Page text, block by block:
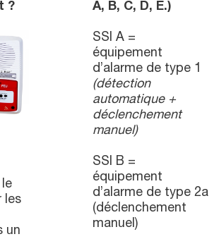
?
les
un
A, B, C, D, E.)
SSI A =
équipement
d’alarme de type 1
(détection
automatique +
déclenchement
manuel)
SSI B =
équipement
d’alarme de type 2a
(déclenchement
manuel)